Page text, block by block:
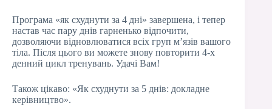
Програма «як схуднути за 4 дні» завершена, і тепер
настав час пару днів гарненько відпочити,
дозволяючи відновлюватися всіх груп м’язів вашого
тіла. Після цього ви можете знову повторити 4-х
денний цикл тренувань. Удачі Вам!
Також цікаво: «Як схуднути за 5 днів: докладне
керівництво».